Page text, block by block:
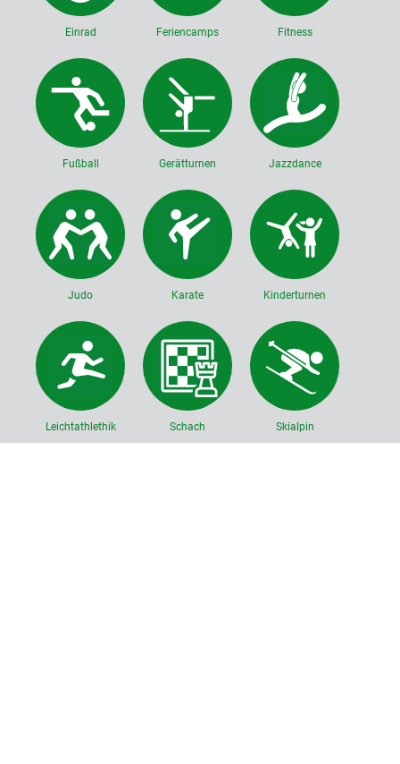
Einrad Feriencamps Fitness
Fußball Gerätturnen Jazzdance
Judo Karate Kinderturnen
Leichtathlethik Schach Skialpin